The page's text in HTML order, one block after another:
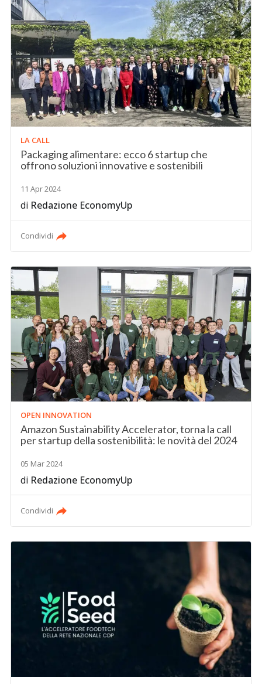
LA CALL
Packaging alimentare: ecco 6 startup che
offrono soluzioni innovative e sostenibili
11 Apr 2024
di Redazione EconomyUp
Condividi
OPEN INNOVATION
Amazon Sustainability Accelerator, torna la call
per startup della sostenibilità: le novità del 2024
05 Mar 2024
di Redazione EconomyUp
Condividi